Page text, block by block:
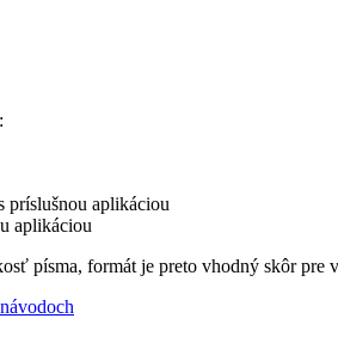
príslušnou aplikáciou
aplikáciou
písma, formát je preto vhodný skôr pre